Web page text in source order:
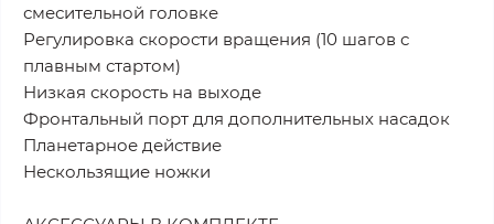
смесительной головке
Регулировка скорости вращения (10 шагов с
плавным стартом)
Низкая скорость на выходе
Фронтальный порт для дополнительных насадок
Планетарное действие
Нескользящие ножки